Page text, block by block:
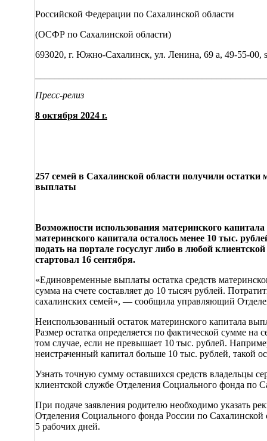
Российской Федерации по Сахалинской области
(ОСФР по Сахалинской области)
693020, г. Южно-Сахалинск, ул. Ленина, 69 а, 49-55-00,
Пресс-релиз
8 октября 2024 г.
257 семей в Сахалинской области получили
выплаты
Возможности использования материнского
материнского капитала осталось менее 10 тыс.
подать на портале госуслуг либо в любой
стартовал 16 сентября.
«Единовременные выплаты остатка средств
сумма на счете составляет до 10 тысяч рублей.
сахалинских семей», — сообщила управляющий
Неиспользованный остаток материнского капитала
Размер остатка определяется по фактической сумме
том случае, если не превышает 10 тыс. рублей.
неистраченный капитал больше 10 тыс. рублей, такой
Узнать точную сумму оставшихся средств владельцы
клиентской службе Отделения Социального фонда по
При подаче заявления родителю необходимо указать
Отделения Социального фонда России по Сахалинской
5 рабочих дней.